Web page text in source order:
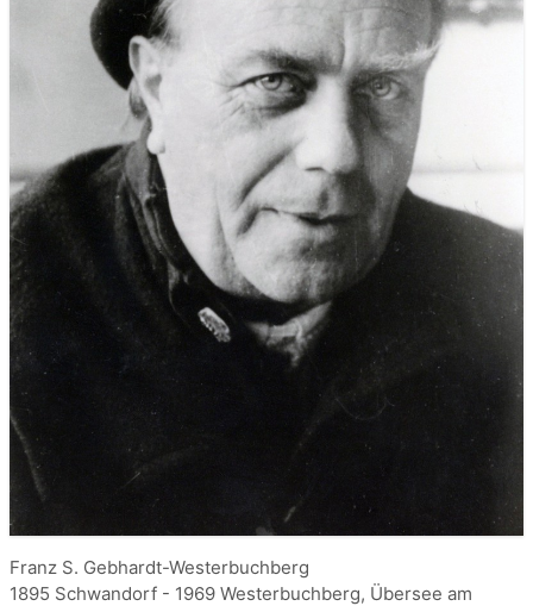
Franz S. Gebhardt-Westerbuchberg
1895 Schwandorf - 1969 Westerbuchberg, Übersee am